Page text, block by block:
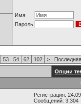
Имя
Пароль
53 54 62 102 > Последняя
Опции
Регистрация:
Сообщений: 3,304